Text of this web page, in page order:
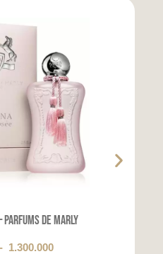
Parfums de Marly
- 1.300.000